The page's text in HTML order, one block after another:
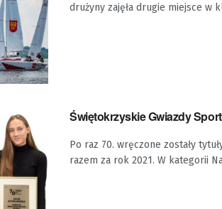
drużyny zajęła drugie miejsce w
Świętokrzyskie Gwiazdy
Po raz 70. wręczone zostały
razem za rok 2021. W kategorii